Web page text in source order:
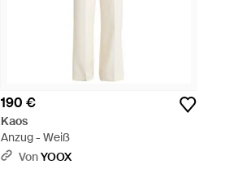
190 €
Kaos
Anzug - Weiß
VonYOOX